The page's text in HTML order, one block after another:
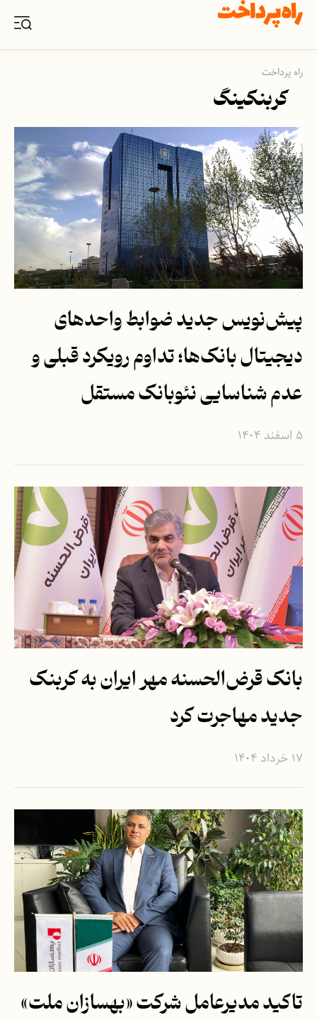
راه پرداخت
کربنکینگ
پیش‌نویس جدید ضوابط واحدهای
دیجیتال بانک‌ها؛ تداوم رویکرد قبلی و
عدم شناسایی نئوبانک مستقل
۵ اسفند ۱۴۰۴
بانک قرض‌الحسنه مهر ایران به کربنک
جدید مهاجرت کرد
۱۷ خرداد ۱۴۰۴
تاکید مدیرعامل شرکت «بهسازان ملت»